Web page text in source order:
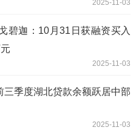
2025-11-03
碧迦：10月31日获融资买入
2025-11-03
三季度湖北贷款余额跃居中部
2025-11-03